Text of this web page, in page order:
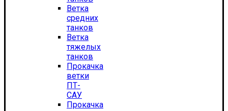
Ветка
средних
танков
Ветка
тяжелых
танков
Прокачка
ветки
ПТ-
САУ
Прокачка